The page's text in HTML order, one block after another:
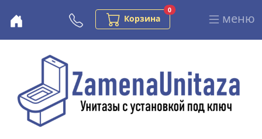
Перейти к основному содержанию
Бесплатная консультация
Корзина
0Заказов в корзине
меню